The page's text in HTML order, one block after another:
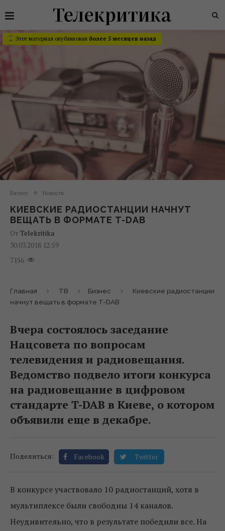
Этот материал опубликован более 5 месяцев назад
Бизнес Новости
КИЕВСКИЕ РАДИОСТАНЦИИ НАЧНУТ
ВЕЩАТЬ В ФОРМАТЕ T-DAB
От Telekritika
30.03.2018 12:59
7156
Главная ТВ Бизнес
Киевские радиостанции
начнут вещать в формате T-DAB
Вчера состоялось заседание
Нацсовета по вопросам
телевидения и радиовещания.
Ведомство подвело итоги конкурса
на радиовещание в цифровом
стандарте T-DAB в Киеве, о котором
объявили еще в декабре.
Поделиться: Facebook Twitter
В конкурсе участвовало 10 радиостанций, хотя в
мультиплексе были свободны 14 каналов.
Неудивительно, что в результате победили все. На